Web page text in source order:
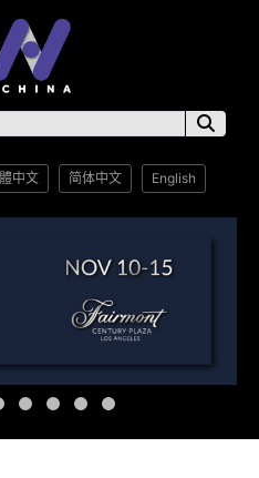
中文 简体中文 English